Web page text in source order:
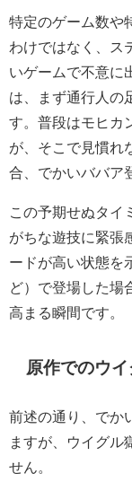
特定のゲーム数や
わけではなく、ス
いゲームで不意に
は、まず通行人の
す。普段はモヒカ
が、そこで見慣れ
合、でかいババア
この予期せぬタイ
がちな遊技に緊張
ードが高い状態を
ど）で登場した場
高まる瞬間です。
原作でのウ
前述の通り、でか
ますが、ウイグル
せん。